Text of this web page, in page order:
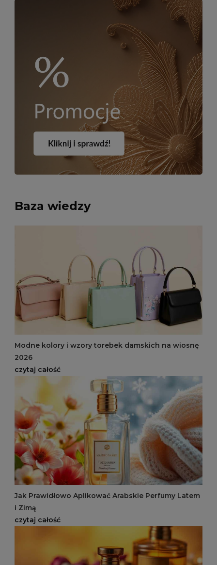
Baza wiedzy
Modne kolory i wzory torebek damskich na wiosnę
2026
czytaj całość
Jak Prawidłowo Aplikować Arabskie Perfumy Latem
i Zimą
czytaj całość